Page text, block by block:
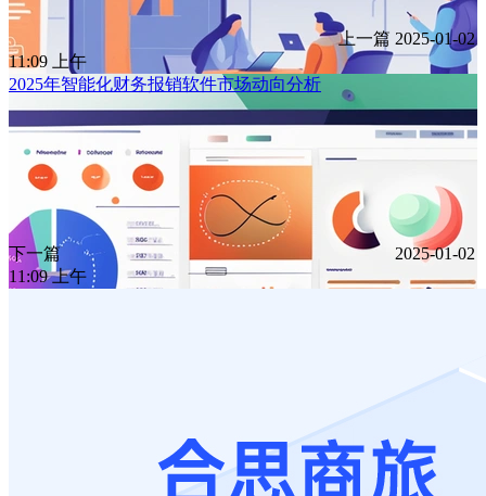
上一篇 2025-01-02
11:09 上午
2025年智能化财务报销软件市场动向分析
下一篇
2025-01-02
11:09 上午